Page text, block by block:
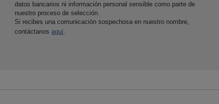
datos bancarios ni información personal sensible como parte de
nuestro proceso de selección.
Si recibes una comunicación sospechosa en nuestro nombre,
contáctanos aquí.